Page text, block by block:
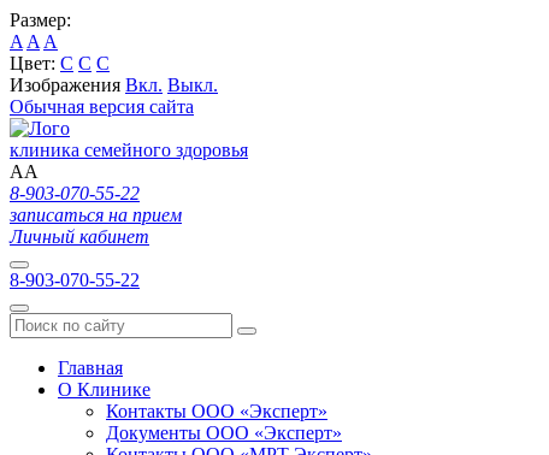
Размер:
A A A
Цвет: C C C
Изображения Вкл. Выкл.
Обычная версия сайта
клиника семейного здоровья
AA
8-903-070-55-22
записаться на прием
Личный кабинет
8-903-070-55-22
Главная
О Клинике
Контакты ООО «Эксперт»
Документы ООО «Эксперт»